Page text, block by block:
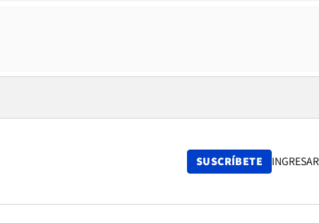
SUSCRÍBETE INGRESAR